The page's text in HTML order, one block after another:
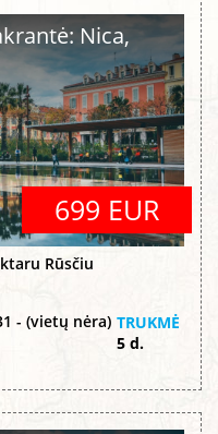
Nica,
699 EUR
Rūsčiu
- (vietų nėra) TRUKMĖ
5 d.